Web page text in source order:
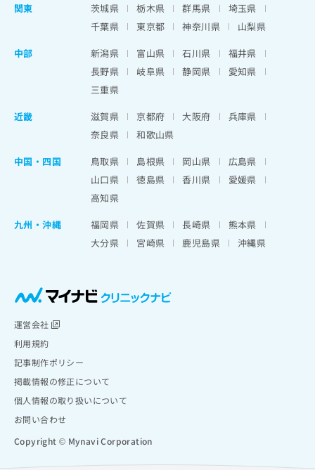
関東
茨城県 栃木県 群馬県
埼玉県
千葉県
東京都 神奈川県
山梨県
中部
新潟県 富山県 石川県
福井県
長野県
岐阜県 静岡県
愛知県
三重県
近畿
滋賀県 京都府 大阪府
兵庫県
奈良県
和歌山県
中国・四国
鳥取県 島根県 岡山県
広島県
山口県
徳島県 香川県
愛媛県
高知県
九州・沖縄
福岡県 佐賀県 長崎県
熊本県
大分県
宮崎県 鹿児島県 沖縄県
運営会社
利用規約
記事制作ポリシー
掲載情報の修正について
個人情報の取り扱いについて
お問い合わせ
Copyright © Mynavi Corporation